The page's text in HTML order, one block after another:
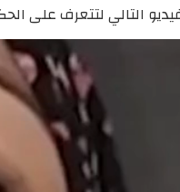
التالي لتتعرف على